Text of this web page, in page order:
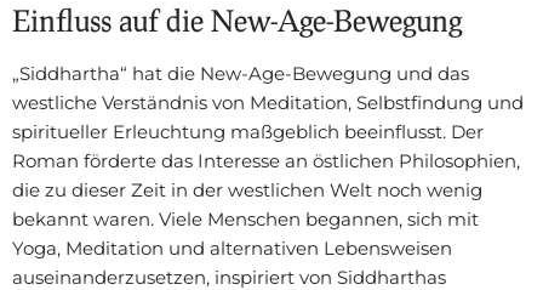
Einfluss auf die New-Age-Bewegung
„Siddhartha“ hat die New-Age-Bewegung und das
westliche Verständnis von Meditation, Selbstfindung und
spiritueller Erleuchtung maßgeblich beeinflusst. Der
Roman förderte das Interesse an östlichen Philosophien,
die zu dieser Zeit in der westlichen Welt noch wenig
bekannt waren. Viele Menschen begannen, sich mit
Yoga, Meditation und alternativen Lebensweisen
auseinanderzusetzen, inspiriert von Siddharthas